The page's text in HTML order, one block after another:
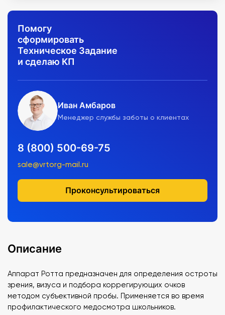
Помогу
сформировать
Техническое Задание
и сделаю КП
Иван Амбаров
Менеджер службы заботы о клиентах
8 (800) 500-69-75
sale@vrtorg-mail.ru
Проконсультироваться
Описание
Аппарат Ротта предназначен для определения остроты
зрения, визуса и подбора коррегирующих очков
методом субъективной пробы. Применяется во время
профилактического медосмотра школьников.